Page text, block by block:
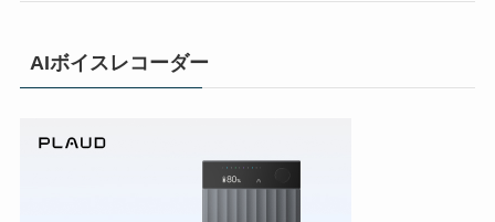
AIボイスレコーダー